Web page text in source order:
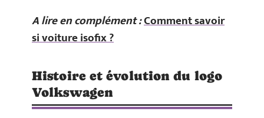
A lire en complément :Comment savoir
si voiture isofix ?
Histoire et évolution du logo
Volkswagen